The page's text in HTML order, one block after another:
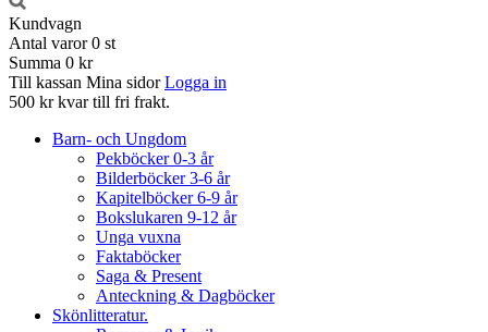
Kundvagn
Antal varor 0 st
Summa 0 kr
Till kassan Mina sidor Logga in
500 kr kvar till fri frakt.
Barn- och Ungdom
Pekböcker 0-3 år
Bilderböcker 3-6 år
Kapitelböcker 6-9 år
Bokslukaren 9-12 år
Unga vuxna
Faktaböcker
Saga & Present
Anteckning & Dagböcker
Skönlitteratur.